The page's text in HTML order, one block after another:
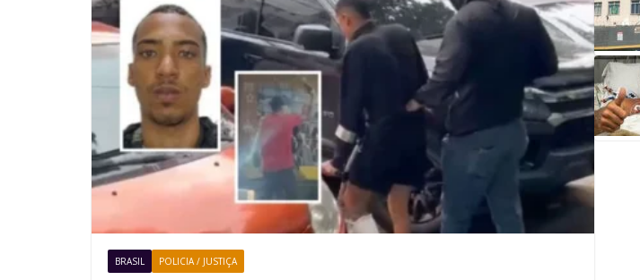
BRASIL POLICIA / JUSTIÇA